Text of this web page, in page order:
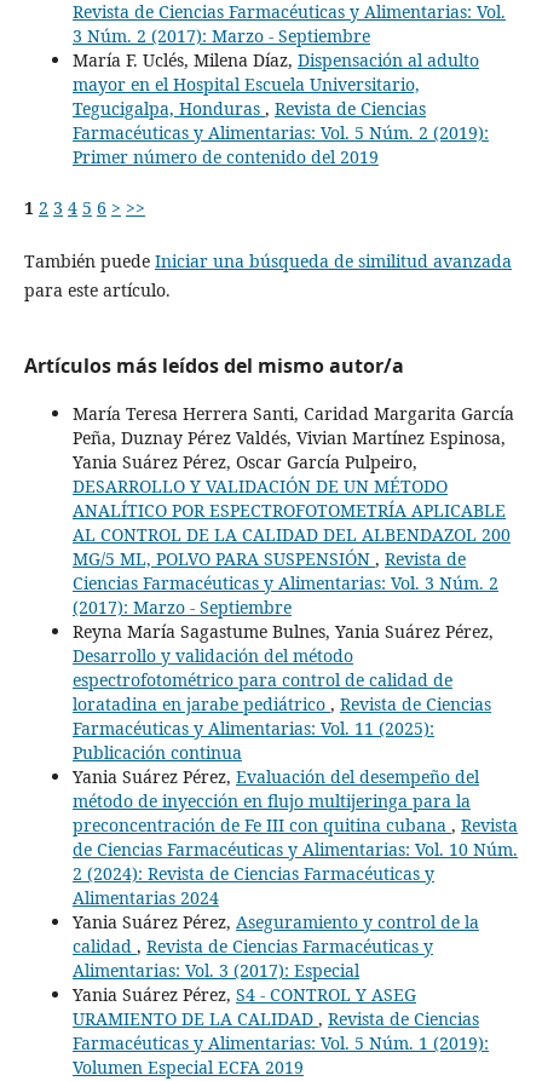
Revista de Ciencias Farmacéuticas y Alimentarias: Vol.
3 Núm. 2 (2017): Marzo - Septiembre
María F. Uclés, Milena Díaz, Dispensación al adulto
mayor en el Hospital Escuela Universitario,
Tegucigalpa, Honduras , Revista de Ciencias
Farmacéuticas y Alimentarias: Vol. 5 Núm. 2 (2019):
Primer número de contenido del 2019
1 2 3 4 5 6 > >>
También puede Iniciar una búsqueda de similitud avanzada
para este artículo.
Artículos más leídos del mismo autor/a
María Teresa Herrera Santi, Caridad Margarita García
Peña, Duznay Pérez Valdés, Vivian Martínez Espinosa,
Yania Suárez Pérez, Oscar García Pulpeiro,
DESARROLLO Y VALIDACIÓN DE UN MÉTODO
ANALÍTICO POR ESPECTROFOTOMETRÍA APLICABLE
AL CONTROL DE LA CALIDAD DEL ALBENDAZOL 200
MG/5 ML, POLVO PARA SUSPENSIÓN , Revista de
Ciencias Farmacéuticas y Alimentarias: Vol. 3 Núm. 2
(2017): Marzo - Septiembre
Reyna María Sagastume Bulnes, Yania Suárez Pérez,
Desarrollo y validación del método
espectrofotométrico para control de calidad de
loratadina en jarabe pediátrico , Revista de Ciencias
Farmacéuticas y Alimentarias: Vol. 11 (2025):
Publicación continua
Yania Suárez Pérez, Evaluación del desempeño del
método de inyección en flujo multijeringa para la
preconcentración de Fe III con quitina cubana , Revista
de Ciencias Farmacéuticas y Alimentarias: Vol. 10 Núm.
2 (2024): Revista de Ciencias Farmacéuticas y
Alimentarias 2024
Yania Suárez Pérez, Aseguramiento y control de la
calidad , Revista de Ciencias Farmacéuticas y
Alimentarias: Vol. 3 (2017): Especial
Yania Suárez Pérez, S4 - CONTROL Y ASEG
URAMIENTO DE LA CALIDAD , Revista de Ciencias
Farmacéuticas y Alimentarias: Vol. 5 Núm. 1 (2019):
Volumen Especial ECFA 2019